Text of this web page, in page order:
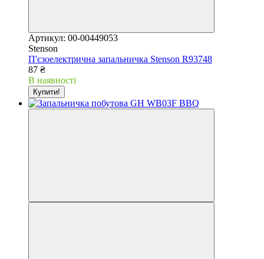
Артикул: 00-00449053
Stenson
П'єзоелектрична запальничка Stenson R93748
87 ₴
В наявності
Купити!